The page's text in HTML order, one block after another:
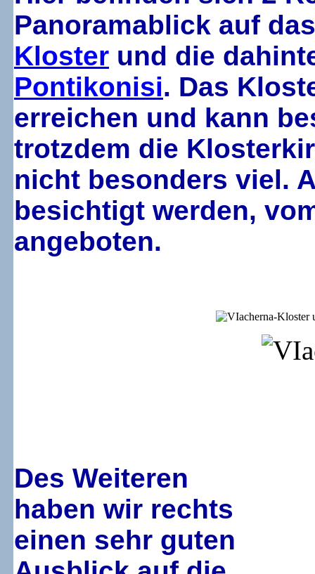
Panoramablick auf
Kloster und die
Pontikonisi. Das
erreichen und kann
trotzdem die
nicht besonders viel.
besichtigt werden,
angeboten.
Des Weiteren
haben wir rechts
einen sehr guten